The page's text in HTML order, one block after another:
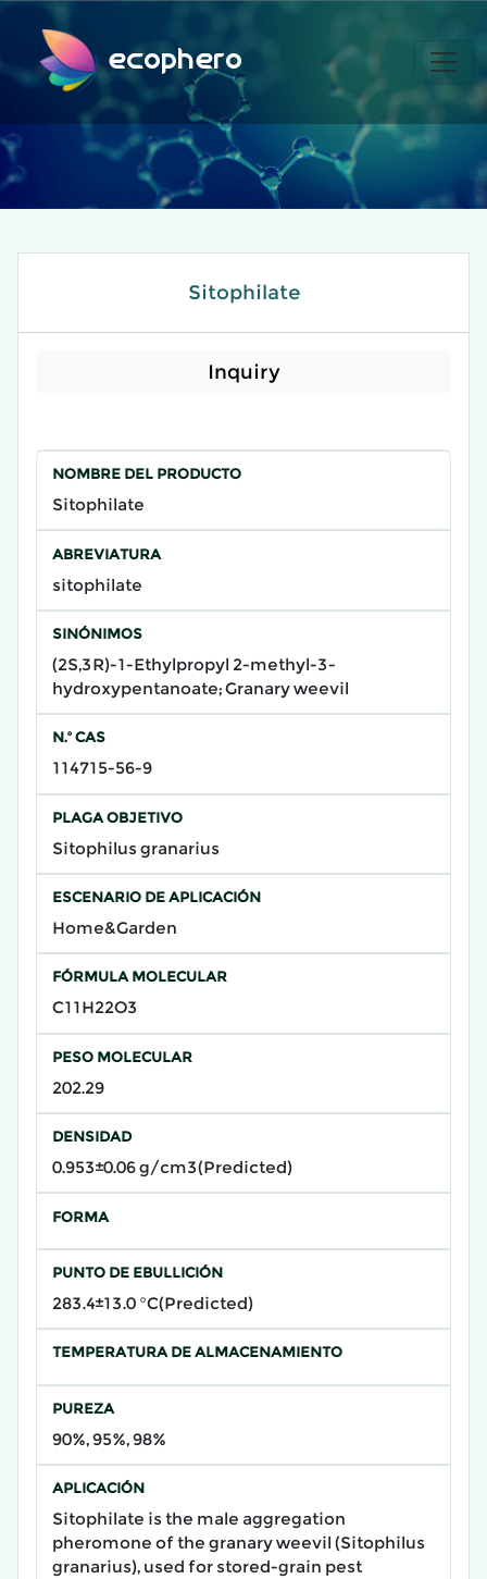
ecophero
Sitophilate
Inquiry
NOMBRE DEL PRODUCTO
Sitophilate
ABREVIATURA
sitophilate
SINÓNIMOS
(2S,3R)-1-Ethylpropyl 2-methyl-3-
hydroxypentanoate; Granary weevil
N.º CAS
114715-56-9
PLAGA OBJETIVO
Sitophilus granarius
ESCENARIO DE APLICACIÓN
Home&Garden
FÓRMULA MOLECULAR
C11H22O3
PESO MOLECULAR
202.29
DENSIDAD
0.953±0.06 g/cm3(Predicted)
FORMA
PUNTO DE EBULLICIÓN
283.4±13.0 °C(Predicted)
TEMPERATURA DE ALMACENAMIENTO
PUREZA
90%, 95%, 98%
APLICACIÓN
Sitophilate is the male aggregation
pheromone of the granary weevil (Sitophilus
granarius), used for stored-grain pest